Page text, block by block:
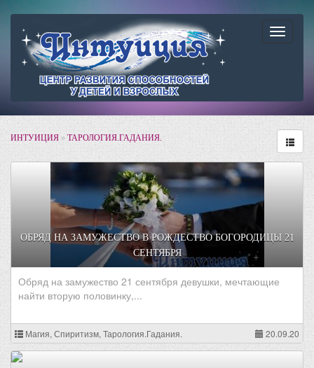
ИНТУИЦИЯ»ТАРОЛОГИЯ.ГАДАНИЯ.
ОБРЯД НА ЗАМУЖЕСТВО В РОЖДЕСТВО БОГОРОДИЦЫ 21
СЕНТЯБРЯ
Обряд на замужество 21 сентября девушки, мечтающие
найти вторую половинку,...
Магия, Спиритизм, Тарология.Гадания. 20.09.20